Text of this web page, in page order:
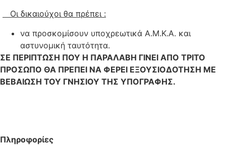
Οι δικαιούχοι θα πρέπει :
να προσκομίσουν υποχρεωτικά Α.Μ.Κ.Α. και
αστυνομική ταυτότητα.
ΣΕ ΠΕΡΙΠΤΩΣΗ ΠΟΥ Η ΠΑΡΑΛΑΒΗ ΓΙΝΕΙ ΑΠΟ ΤΡΙΤΟ
ΠΡΟΣΩΠΟ ΘΑ ΠΡΕΠΕΙ ΝΑ ΦΕΡΕΙ ΕΞΟΥΣΙΟΔΟΤΗΣΗ ΜΕ
ΒΕΒΑΙΩΣΗ ΤΟΥ ΓΝΗΣΙΟΥ ΤΗΣ ΥΠΟΓΡΑΦΗΣ.
Πληροφορίες